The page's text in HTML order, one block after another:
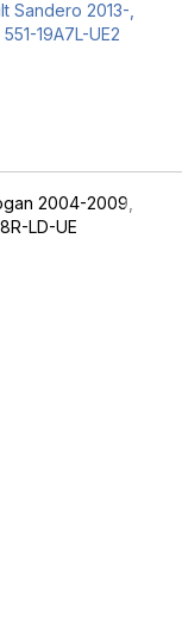
Sandero 2013-,
19A7L-UE2